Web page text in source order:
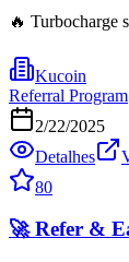
🔥 Turbocharge
Kucoin
Referral Program
2/22/2025
Detalhes
80
🚀 Refer &